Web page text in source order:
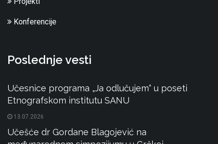
Konferencije
Poslednje vesti
Učesnice programa „Ja odlučujem“ u poseti
Etnografskom institutu SANU
13.07.2026
Učešće dr Gordane Blagojević na